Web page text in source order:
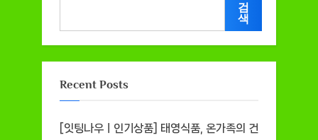
검
색
Recent Posts
[잇팅나우ㅣ인기상품] 태영식품, 온가족의 건